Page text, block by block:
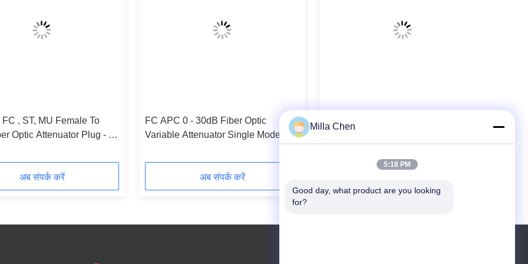
, ST, MU Female To
Optic Attenuator Plug - in
अब संपर्क करें
FC APC 0 - 30dB Fiber Optic
Variable Attenuator Single Mode
अब संपर्क करें
Fiber Optic Attenuator 1dB 2dB 3dB
Milla Chen
5:18 PM
Good day, what product are you looking
for?